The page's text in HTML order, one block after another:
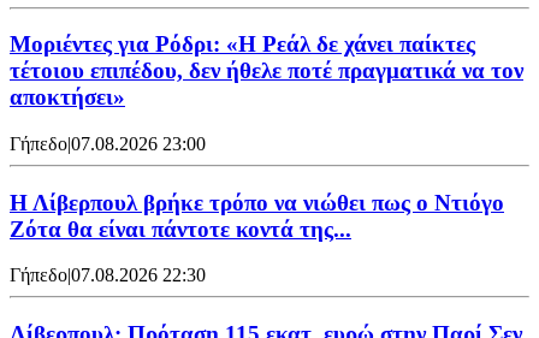
Μοριέντες για Ρόδρι: «Η Ρεάλ δε χάνει παίκτες
τέτοιου επιπέδου, δεν ήθελε ποτέ πραγματικά να τον
αποκτήσει»
Γήπεδο|07.08.2026 23:00
Η Λίβερπουλ βρήκε τρόπο να νιώθει πως ο Ντιόγο
Ζότα θα είναι πάντοτε κοντά της...
Γήπεδο|07.08.2026 22:30